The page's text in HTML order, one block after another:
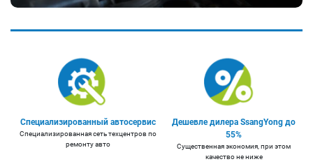
Специализированный автосервис
Специализированная сеть техцентров по
ремонту авто
Дешевле дилера SsangYong до
55%
Существенная экономия, при этом
качество не ниже